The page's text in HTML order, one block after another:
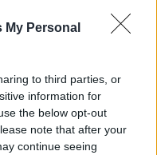
My Personal
to third parties, or
information for
the below opt-out
note that after your
continue seeing
Η